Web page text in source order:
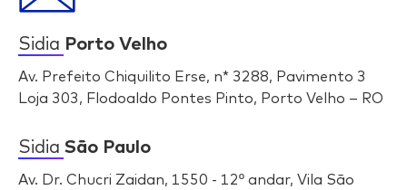
Sidia Porto Velho
Av. Prefeito Chiquilito Erse, n* 3288, Pavimento 3
Loja 303, Flodoaldo Pontes Pinto, Porto Velho – RO
Sidia São Paulo
Av. Dr. Chucri Zaidan, 1550 - 12º andar, Vila São